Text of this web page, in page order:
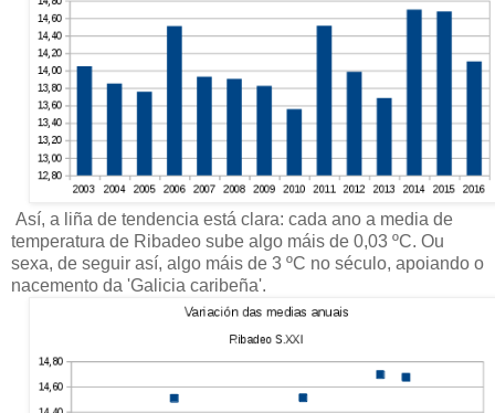
Así, a liña de tendencia está clara: cada ano a media de
temperatura de Ribadeo sube algo máis de 0,03 ºC. Ou
sexa, de seguir así, algo máis de 3 ºC no século, apoiando o
nacemento da 'Galicia caribeña'.